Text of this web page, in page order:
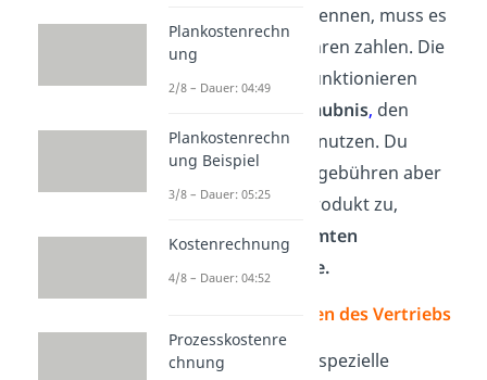
ihren Produkten nennen, muss es
dafür Lizenzgebühren zahlen. Die
Lizenzgebühren funktionieren
Erlaubnis, den
Markennamen zu nutzen. Du
ordnest die Lizenzgebühren aber
nicht nur einem Produkt zu,
sondern dergesamten
Endproduktmenge.
Sondereinzelkosten des Vertriebs
Kosten, die du für spezielle
Plankostenrechn
ung
2/8 – Dauer: 04:49
Plankostenrechn
ung Beispiel
3/8 – Dauer: 05:25
Kostenrechnung
4/8 – Dauer: 04:52
Prozesskostenre
chnung